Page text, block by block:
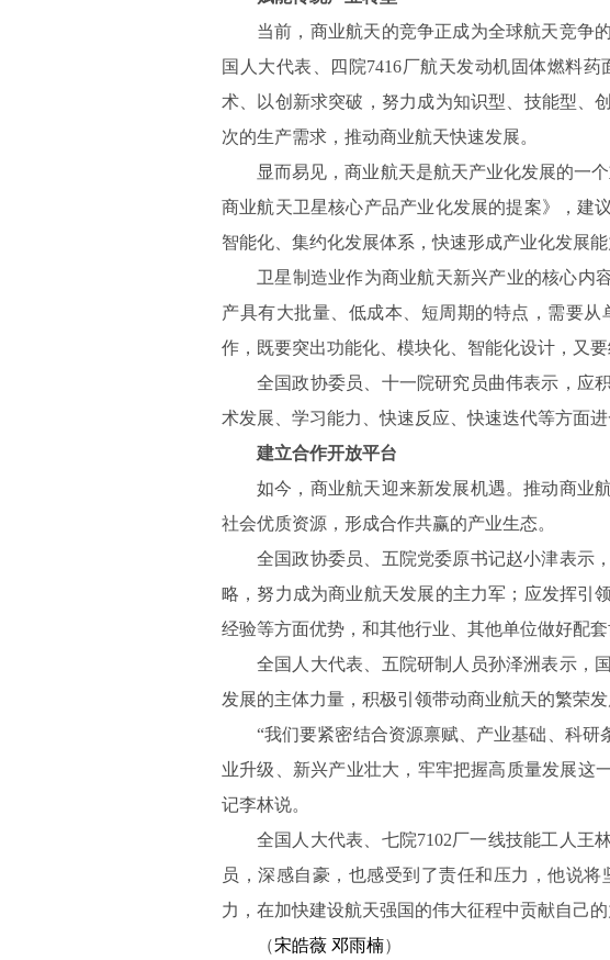
当前，商业航天的竞争正成为全球航天竞争
国人大代表、四院7416厂航天发动机固体燃料
术、以创新求突破，努力成为知识型、技能型、
次的生产需求，推动商业航天快速发展。
显而易见，商业航天是航天产业化发展的一
商业航天卫星核心产品产业化发展的提案》，建
智能化、集约化发展体系，快速形成产业化发展能
卫星制造业作为商业航天新兴产业的核心内
产具有大批量、低成本、短周期的特点，需要
作，既要突出功能化、模块化、智能化设计，又
全国政协委员、十一院研究员曲伟表示，应
术发展、学习能力、快速反应、快速迭代等方面
建立合作开放平台
如今，商业航天迎来新发展机遇。推动商业
社会优质资源，形成合作共赢的产业生态。
全国政协委员、五院党委原书记赵小津表示
略，努力成为商业航天发展的主力军；应发挥引
经验等方面优势，和其他行业、其他单位做好配
全国人大代表、五院研制人员孙泽洲表示，
发展的主体力量，积极引领带动商业航天的繁荣
“我们要紧密结合资源禀赋、产业基础、科
业升级、新兴产业壮大，牢牢把握高质量发展这
记李林说。
全国人大代表、七院7102厂一线技能工人王
员，深感自豪，也感受到了责任和压力，他说
力，在加快建设航天强国的伟大征程中贡献自己的
（宋皓薇 邓雨楠）